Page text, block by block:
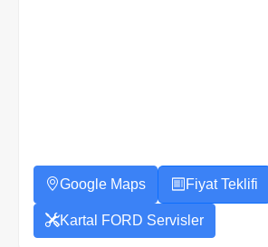
Google Maps Fiyat Teklifi
Kartal FORD Servisler